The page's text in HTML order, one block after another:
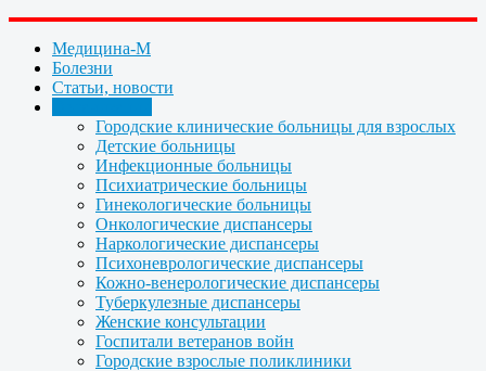
Медицина-М
Болезни
Статьи, новости
Городские клинические больницы для взрослых
Детские больницы
Инфекционные больницы
Психиатрические больницы
Гинекологические больницы
Онкологические диспансеры
Наркологические диспансеры
Психоневрологические диспансеры
Кожно-венерологические диспансеры
Туберкулезные диспансеры
Женские консультации
Госпитали ветеранов войн
Городские взрослые поликлиники